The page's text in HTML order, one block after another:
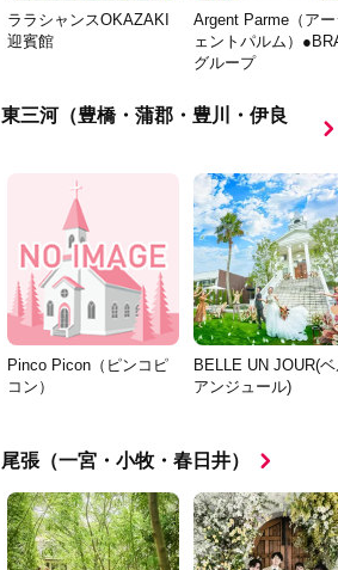
ララシャンスOKAZAKI
迎賓館
Argent Parme（ア
ェントパルム）
グループ
東三河（豊橋・蒲郡・豊川・伊良
Pinco Picon（ピンコピ
コン）
BELLE UN JOUR(
アンジュール)
尾張（一宮・小牧・春日井）